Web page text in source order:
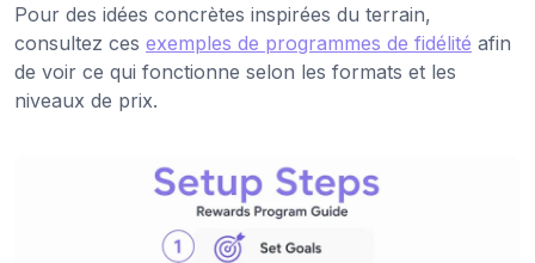
Pour des idées concrètes inspirées du terrain,
consultez ces exemples de programmes de fidélité afin
de voir ce qui fonctionne selon les formats et les
niveaux de prix.